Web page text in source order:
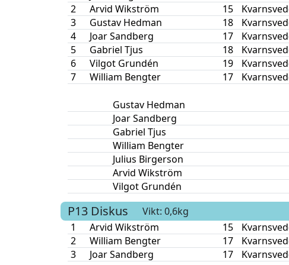
2
Arvid Wikström 15
3 Gustav Hedman 18
4
Joar Sandberg 17
5
Gabriel Tjus 18
6
Vilgot Grundén 19
7
William Bengter 17
Gustav Hedman
Joar Sandberg
Gabriel Tjus
William Bengter
Julius Birgerson
Arvid Wikström
Vilgot Grundén
P13 Diskus Vikt: 0,6kg
1
Arvid Wikström 15
2
William Bengter 17
3
Joar Sandberg 17